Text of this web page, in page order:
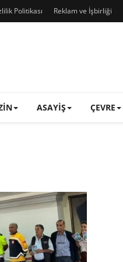
Politikası Reklam ve İşbirliği
ASAYIŞ ÇEVRE